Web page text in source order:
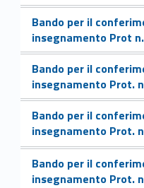
Link identifier #identifier__34179-119
Bando per il
insegnamento Prot
Link identifier #identifier__60318-121
Bando per il
insegnamento Prot.
Link identifier #identifier__135616-123
Bando per il
insegnamento Prot.
Link identifier #identifier__107480-125
Bando per il
insegnamento Prot.